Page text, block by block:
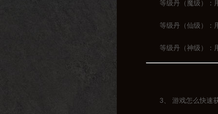
等级丹（魔级）：
等级丹（仙级）：
等级丹（神级）：
3、 游戏怎么快速